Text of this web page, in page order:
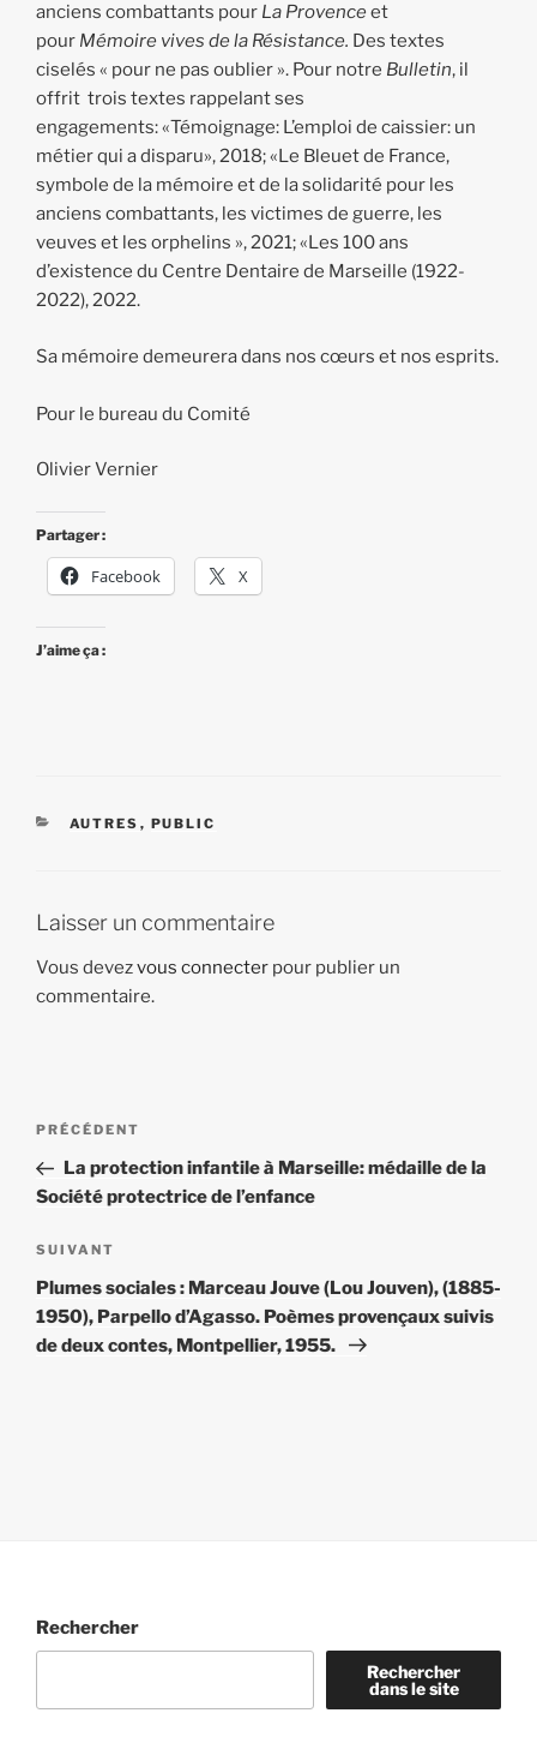
anciens combattants pour La Provenceet
pour Mémoire vives de la Résistance. Des textes
ciselés « pour ne pas oublier ». Pour notre Bulletin, il
offrit trois textes rappelant ses
engagements: «Témoignage: L’emploi de caissier: un
métier qui a disparu», 2018; «Le Bleuet de France,
symbole de la mémoire et de la solidarité pour les
anciens combattants, les victimes de guerre, les
veuves et les orphelins », 2021; «Les 100 ans
d’existence du Centre Dentaire de Marseille (1922-
2022), 2022.
Sa mémoire demeurera dans nos cœurs et nos esprits.
Pour le bureau du Comité
Olivier Vernier
Partager :
Facebook X
J’aime ça :
CATÉGORIES
AUTRES , PUBLIC
Laisser un commentaire
Vous devezvous connecter pour publier un
commentaire.
Navigation
l’article
Article
précédent
PRÉCÉDENT
La protection infantile à Marseille: médaille de la
Société protectrice de l’enfance
Article
suivant
SUIVANT
Plumes sociales : Marceau Jouve (Lou Jouven), (1885-
1950), Parpello d’Agasso. Poèmes provençaux suivis
de deux contes, Montpellier, 1955.
Rechercher
Rechercher
dans le site